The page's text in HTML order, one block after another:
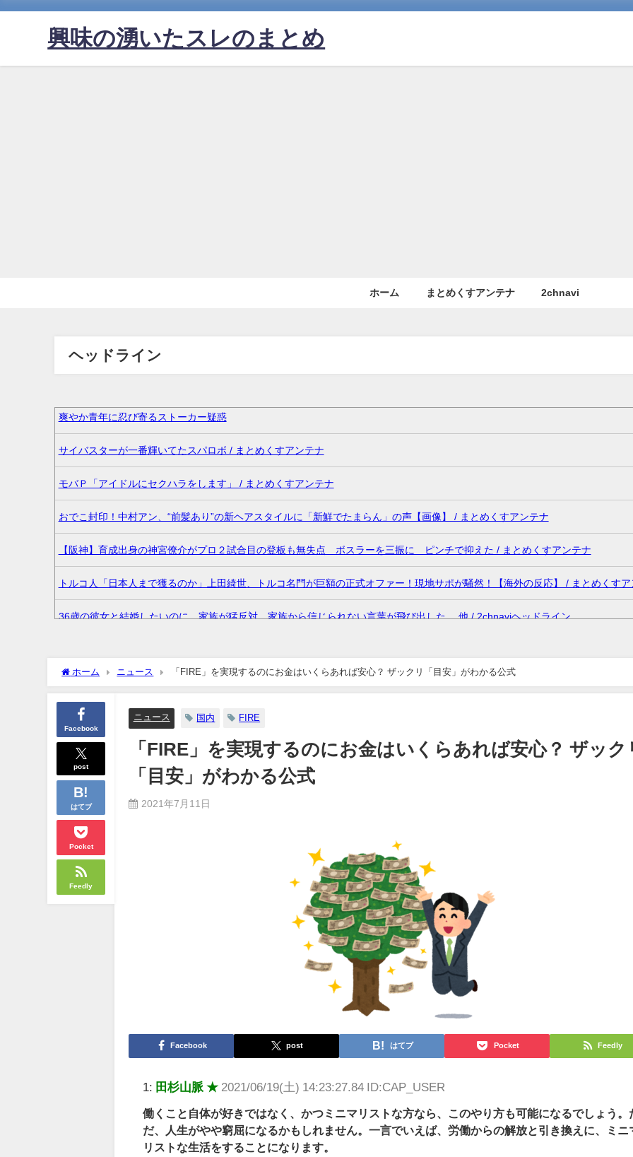
興味の湧いたスレのまとめ
ホーム まとめくすアンテナ 2chnavi
ヘッドライン
爽やか青年に忍び寄るストーカー疑惑
サイバスターが一番輝いてたスパロボ / まとめくすアンテナ
モバＰ「アイドルにセクハラをします」 / まとめくすアンテナ
おでこ封印！中村アン、“前髪あり”の新ヘアスタイルに「新鮮でたまらん」の声【画像】 / まとめくすアンテナ
【阪神】育成出身の神宮僚介がプロ２試合目の登板も無失点 ボスラーを三振に ピンチで抑えた / まとめくすアンテナ
トルコ人「日本人まで獲るのか」上田綺世、トルコ名門が巨額の正式オファー！現地サポが騒然！【海外の反応】 / まとめくすア
36歳の彼女と結婚したいのに、家族が猛反対。家族から信じられない言葉が飛び出した… 他 / 2chnaviヘッドライン
【画像】人気Vチューバーさん、とんでもない姿を披露ｗｗｗｗｗｗｗｗｗｗ 他 / 2chnaviヘッドライン
【悲報】2050年の日本、独身ボッチ祭りが現実になるとかｗｗｗｗ 他 / 2chnaviヘッドライン
Powered by livedoor 相互RSS
ホーム ニュース 「FIRE」を実現するのにお金はいくらあれば安心？ ザックリ「目安」がわかる公式
Facebook
post
はてブ
Pocket
Feedly
ニュース 国内 FIRE
「FIRE」を実現するのにお金はいくらあれば安心？ ザック
「目安」がわかる公式
2021年7月11日
Facebook post はてブ Pocket Feedly
1: 田杉山脈 ★ 2021/06/19(土) 14:23:27.84 ID:CAP_USER
働くこと自体が好きではなく、かつミニマリストな方なら、このやり方も可能になるでしょう。
だ、人生がやや窮屈になるかもしれません。一言でいえば、労働からの解放と引き換えに、ミニ
リストな生活をすることになります。